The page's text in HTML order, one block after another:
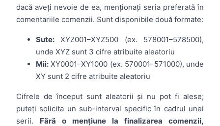
dacă aveți nevoie de ea, menționați seria preferată în
comentariile comenzii. Sunt disponibile două formate:
Sute: XYZ001–XYZ500 (ex. 578001–578500),
unde XYZ sunt 3 cifre atribuite aleatoriu
Mii: XY0001–XY1000 (ex. 570001–571000), unde
XY sunt 2 cifre atribuite aleatoriu
Cifrele de început sunt aleatorii și nu pot fi alese;
puteți solicita un sub-interval specific în cadrul unei
serii. Fără o mențiune la finalizarea comenzii,